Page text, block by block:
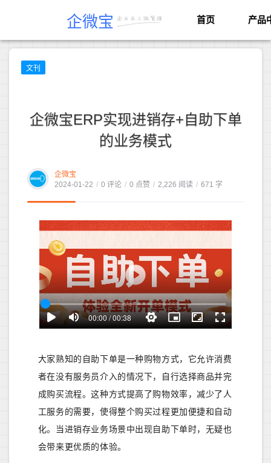
企微宝 首页 产品
文刊
企微宝ERP实现进销存+自助下单
的业务模式
企微宝
2024-01-22 / 0 评论 / 0 点赞 / 2,226 阅读 / 671 字
大家熟知的自助下单是一种购物方式，它允许消费
者在没有服务员介入的情况下，自行选择商品并完
成购买流程。这种方式提高了购物效率，减少了人
工服务的需要，使得整个购买过程更加便捷和自动
化。当进销存业务场景中出现自助下单时，无疑也
会带来更优质的体验。